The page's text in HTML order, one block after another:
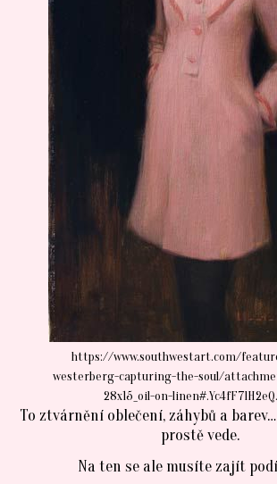
https://www.southwestart.com/
westerberg-capturing-the-soul/
28x15_oil-on-
To ztvárnění oblečení, záhybů a barev… ten visící kabát
prostě vede.
Na ten se ale musíte zajít